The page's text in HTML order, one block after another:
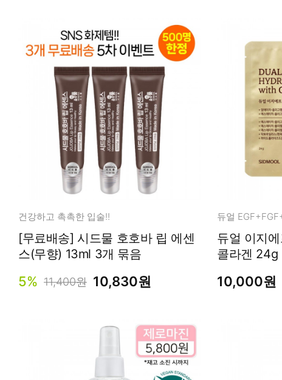
건
소
건강하고 촉촉한 입술!!
[무료배송] 시드물 호호바 립 에센
스(무향) 13ml 3개 묶음
5% 11,400원 10,830원
듀얼 이지에프 하이드로
콜라겐 24g
10,000원